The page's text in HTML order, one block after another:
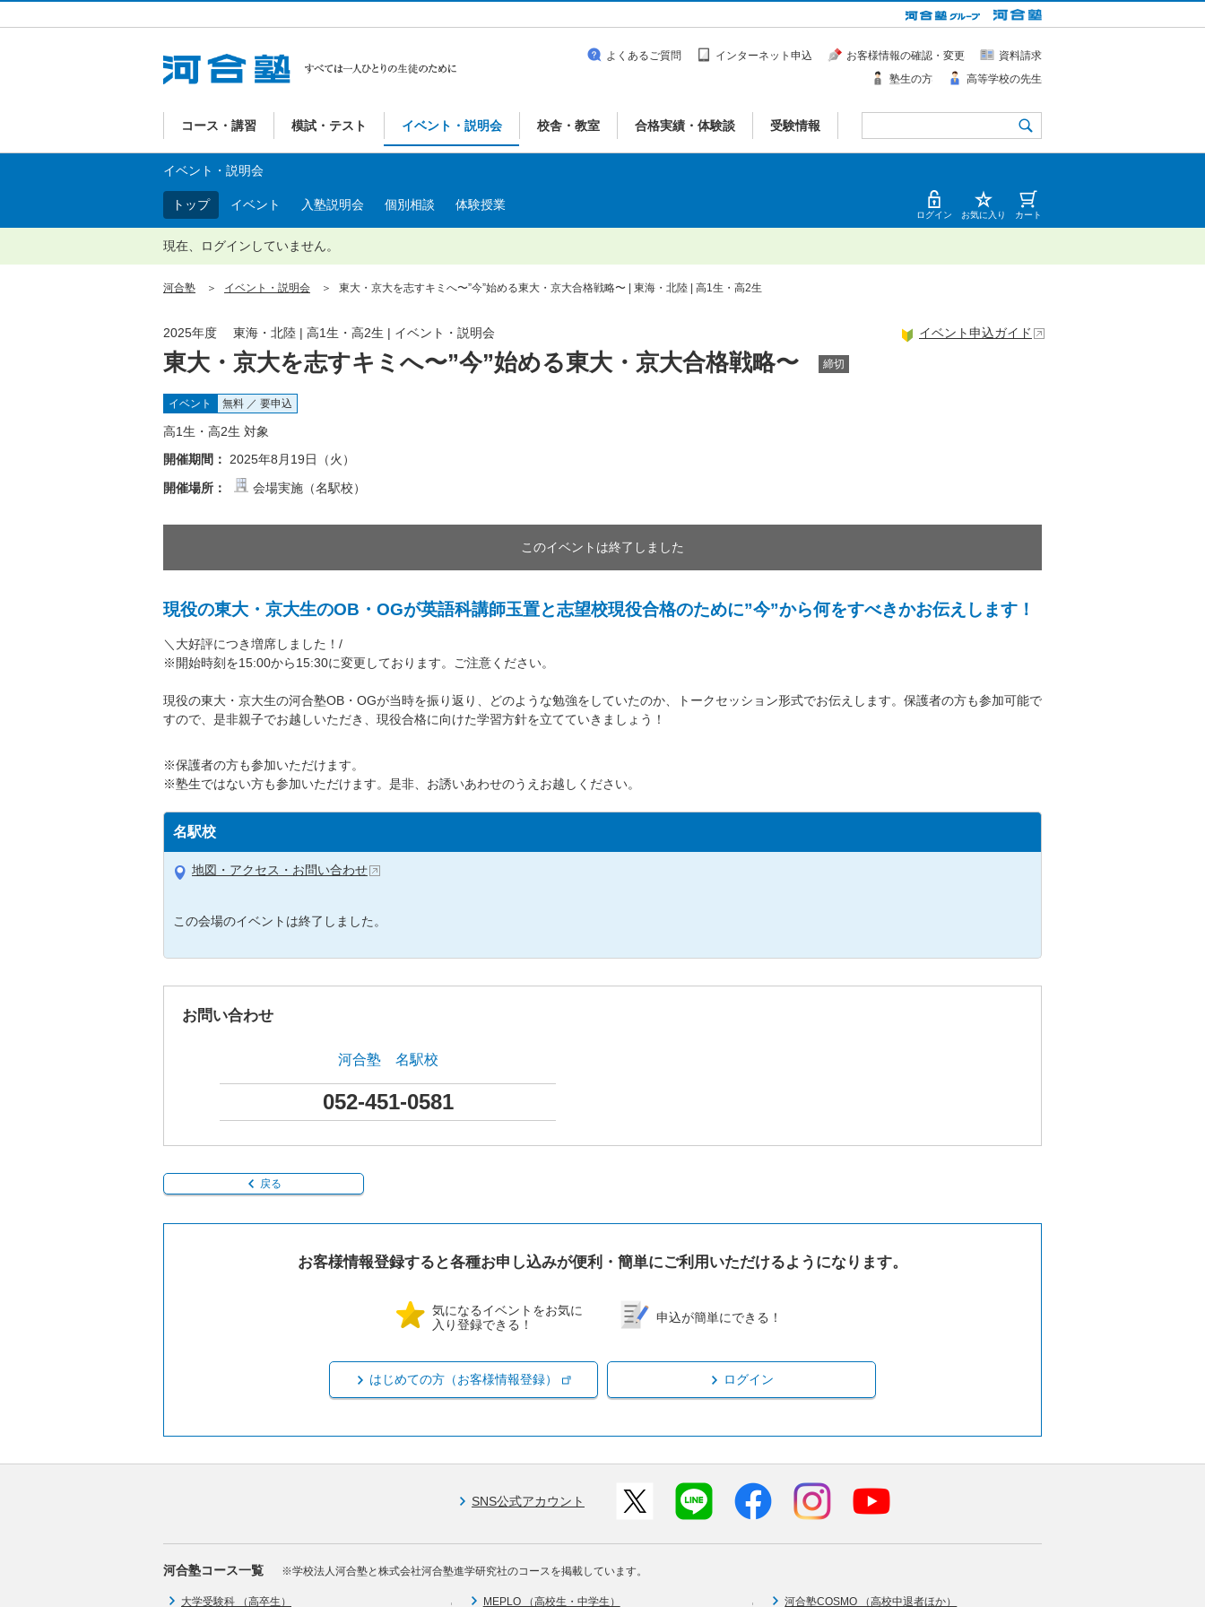
コース・講習 模試・テスト イベント・説明会 校舎・教室 合格実績・体験談 受験情報
よくあるご質問 インターネット申込 お客様情報の確認・変更
資料請求
塾生の方
高等学校の先生
イベント・説明会
トップ イベント 入塾説明会 個別相談 体験授業
ログイン お気に入り カート
現在、ログインしていません。
河合塾 イベント・説明会 東大・京大を志すキミへ〜”今”始める東大・京大合格戦略〜 | 東海・北陸 | 高1生・高2生
東大・京大を志すキミへ〜”今”始める東大・京大合格戦略〜 締切
2025年度 東海・北陸 | 高1生・高2生 | イベント・説明会 イベント申込ガイド
イベント 無料 ／ 要申込
高1生・高2生 対象
開催期間： 2025年8月19日（火）
開催場所：
会場実施（名駅校）
このイベントは終了しました
現役の東大・京大生のOB・OGが英語科講師玉置と志望校現役合格のために”今”から何をすべきかお伝えします！
＼大好評につき増席しました！/
※開始時刻を15:00から15:30に変更しております。ご注意ください。
現役の東大・京大生の河合塾OB・OGが当時を振り返り、どのような勉強をしていたのか、トークセッション形式でお伝えします。保護者の方も参加可能で
すので、是非親子でお越しいただき、現役合格に向けた学習方針を立てていきましょう！
※保護者の方も参加いただけます。
※塾生ではない方も参加いただけます。是非、お誘いあわせのうえお越しください。
名駅校
地図・アクセス・お問い合わせ
この会場のイベントは終了しました。
お問い合わせ
河合塾 名駅校
052-451-0581
戻る
お客様情報登録すると各種お申し込みが便利・簡単にご利用いただけるようになります。
気になるイベントをお気に
入り登録できる！
申込が簡単にできる！
はじめての方（お客様情報登録） ログイン
SNS公式アカウント
河合塾コース一覧 ※学校法人河合塾と株式会社河合塾進学研究社のコースを掲載しています。
大学受験科 （高卒生） MEPLO （高校生・中学生） 河合塾COSMO （高校中退者ほか）